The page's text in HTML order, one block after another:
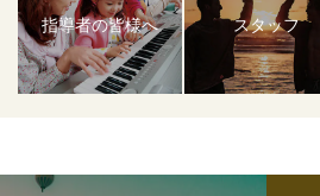
指導者の皆様へ スタッフ